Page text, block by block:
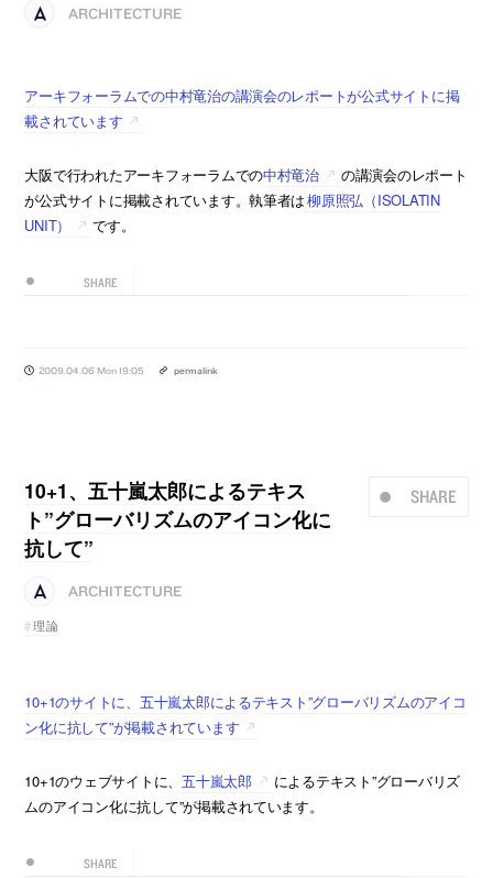
ARCHITECTURE
アーキフォーラムでの中村竜治の講演会のレポートが公式サイトに掲
載されています
大阪で行われたアーキフォーラムでの中村竜治
の講演会のレポート
が公式サイトに掲載されています。執筆者は柳原照弘（ISOLATIN
UNIT）
です。
SHARE
2009.04.06 Mon 19:05 permalink
SHARE
10+1、五十嵐太郎によるテキス
ト”グローバリズムのアイコン化に
抗して”
ARCHITECTURE
理論
10+1のサイトに、五十嵐太郎によるテキスト”グローバリズムのアイコ
ン化に抗して”が掲載されています
10+1のウェブサイトに、五十嵐太郎
によるテキスト”グローバリズ
ムのアイコン化に抗して”が掲載されています。
SHARE